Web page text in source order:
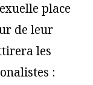
place
de leur
les
: